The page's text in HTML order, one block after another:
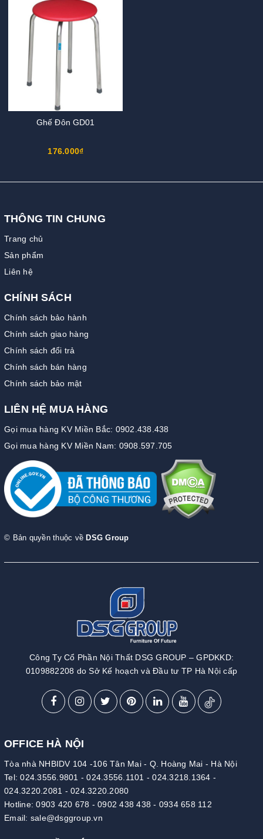
Ghế Đôn GD01
176.000₫
THÔNG TIN CHUNG
Trang chủ
Sản phẩm
Liên hệ
CHÍNH SÁCH
Chính sách bảo hành
Chính sách giao hàng
Chính sách đổi trả
Chính sách bán hàng
Chính sách bảo mật
LIÊN HỆ MUA HÀNG
Gọi mua hàng KV Miền Bắc: 0902.438.438
Gọi mua hàng KV Miền Nam: 0908.597.705
© Bản quyền thuộc về DSG Group
Công Ty Cổ Phần Nội Thất DSG GROUP – GPDKKD:
0109882208 do Sở Kế hoạch và Đầu tư TP Hà Nội cấp
OFFICE HÀ NỘI
Tòa nhà NHBIDV 104 -106 Tân Mai - Q. Hoàng Mai - Hà Nội
Tel:024.3556.9801 -024.3556.1101 -024.3218.1364 -
024.3220.2081 - 024.3220.2080
Hotline:0903 420 678 - 0902 438 438 - 0934 658 112
Email: sale@dsggroup.vn